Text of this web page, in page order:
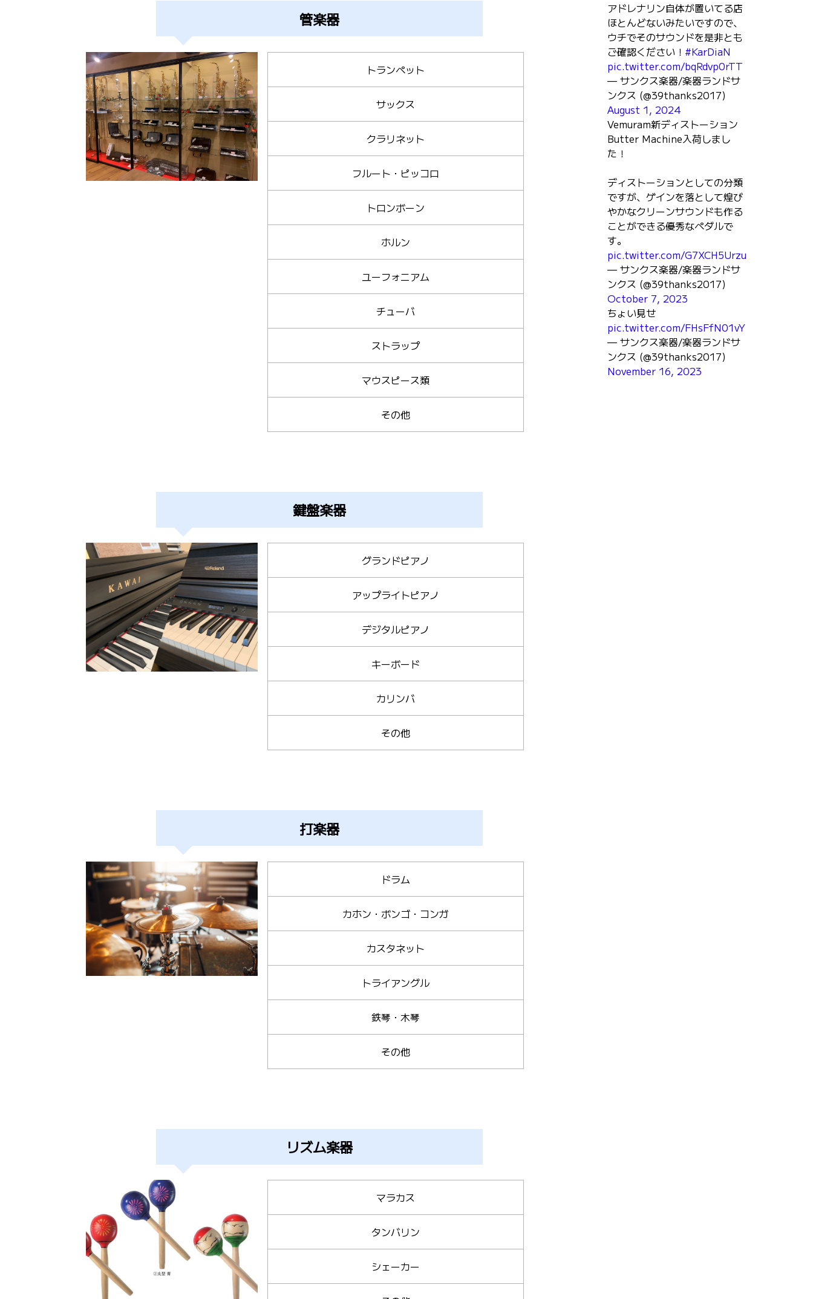
管楽器
トランペット
サックス
クラリネット
フルート・ピッコロ
トロンボーン
ホルン
ユーフォニアム
チューバ
ストラップ
マウスピース類
その他
鍵盤楽器
グランドピアノ
アップライトピアノ
デジタルピアノ
キーボード
カリンバ
その他
打楽器
ドラム
カホン・ボンゴ・コンガ
カスタネット
トライアングル
鉄琴・木琴
その他
リズム楽器
マラカス
タンバリン
シェーカー
アドレナリン自体が置いてる店
ほとんどないみたいですので、
ウチでそのサウンドを是非とも
ご確認ください！ #KarDiaN
pic.twitter.com/bqRdvp0rTT
— サンクス楽器/楽器ランドサ
ンクス (@39thanks2017)
August 1, 2024
Vemuram新ディストーション
Butter Machine入荷しまし
た！
ディストーションとしての分類
ですが、ゲインを落として煌び
やかなクリーンサウンドも作る
ことができる優秀なペダルで
す。
pic.twitter.com/G7XCH5Urzu
— サンクス楽器/楽器ランドサ
ンクス (@39thanks2017)
October 7, 2023
ちょい見せ
pic.twitter.com/FHsFfN01vY
— サンクス楽器/楽器ランドサ
ンクス (@39thanks2017)
November 16, 2023